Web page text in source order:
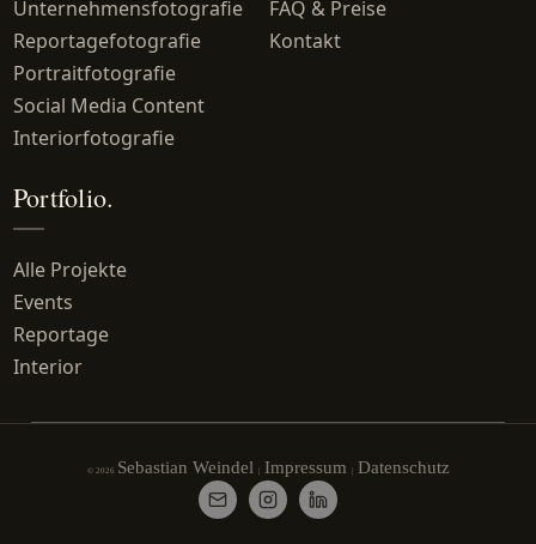
Unternehmensfotografie
Reportagefotografie
Portraitfotografie
Social Media Content
Interiorfotografie
FAQ & Preise
Kontakt
Portfolio.
Alle Projekte
Events
Reportage
Interior
© 2026 Sebastian Weindel| Impressum Datenschutz